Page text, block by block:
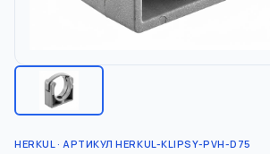
HERKUL · АРТИКУЛ HERKUL-KLIPSY-PVH-D75